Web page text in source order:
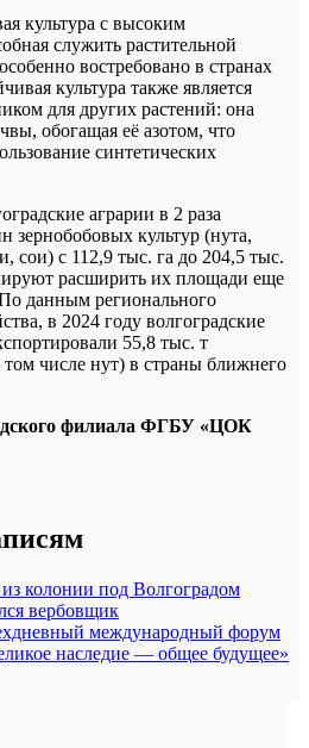
культура с высоким
служить растительной
востребовано в странах
культура также является
для других растений: она
обогащая её азотом, что
синтетических
аграрии в 2 раза
зернобобовых культур (нута,
сои) с 112,9 тыс. га до 204,5 тыс.
расширить их площади еще
данным регионального
в 2024 году волгоградские
55,8 тыс. т
том числе нут) в страны ближнего
филиала ФГБУ «ЦОК
колонии под Волгоградом
вербовщик
международный форум
наследие — общее будущее»